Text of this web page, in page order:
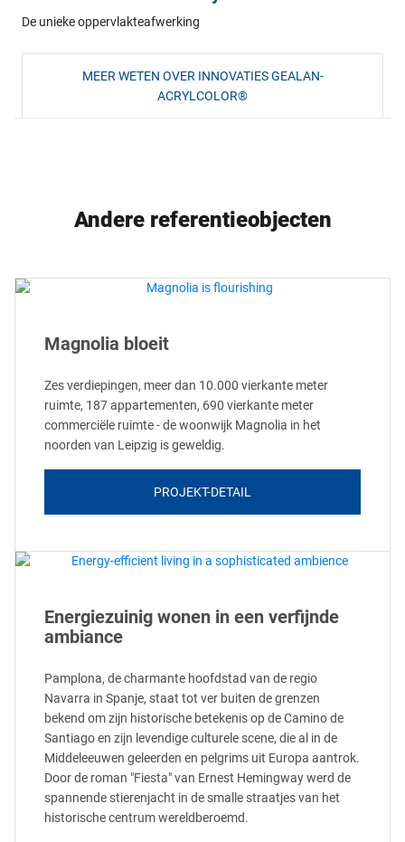
De unieke oppervlakteafwerking
MEER WETEN OVER INNOVATIES GEALAN-
ACRYLCOLOR®
Andere referentieobjecten
Magnolia bloeit
Zes verdiepingen, meer dan 10.000 vierkante meter
ruimte, 187 appartementen, 690 vierkante meter
commerciële ruimte - de woonwijk Magnolia in het
noorden van Leipzig is geweldig.
PROJEKT-DETAIL
Energiezuinig wonen in een verfijnde
ambiance
Pamplona, de charmante hoofdstad van de regio
Navarra in Spanje, staat tot ver buiten de grenzen
bekend om zijn historische betekenis op de Camino de
Santiago en zijn levendige culturele scene, die al in de
Middeleeuwen geleerden en pelgrims uit Europa aantrok.
Door de roman "Fiesta" van Ernest Hemingway werd de
spannende stierenjacht in de smalle straatjes van het
historische centrum wereldberoemd.